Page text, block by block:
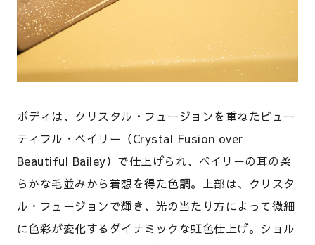
ボディは、クリスタル・フュージョンを重ねたビュー
ティフル・ベイリー（Crystal Fusion over
Beautiful Bailey）で仕上げられ、ベイリーの耳の柔
らかな毛並みから着想を得た色調。上部は、クリスタ
ル・フュージョンで輝き、光の当たり方によって微細
に色彩が変化するダイナミックな虹色仕上げ。ショル